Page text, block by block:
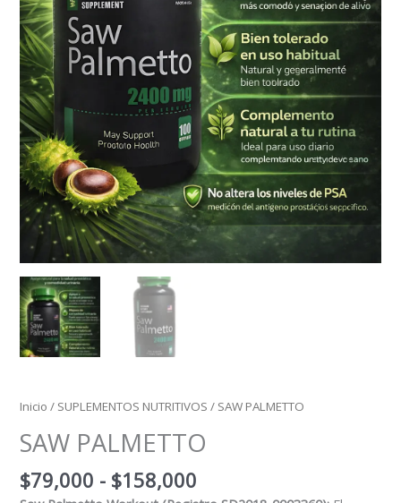
Inicio / SUPLEMENTOS NUTRITIVOS / SAW PALMETTO
SAW PALMETTO
$79,000 - $158,000